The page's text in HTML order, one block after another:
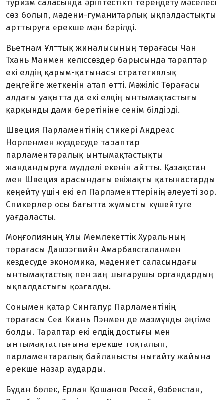
туризм саласында әріптестікті тереңдету мәселесі
сөз болып, мәдени-гуманитарлық ықпалдастықты
арттыруға ерекше мән берілді.
Вьетнам Ұлттық жиналысының төрағасы Чан
Тхань Манмен келіссөздер барысында тараптар
екі елдің қарым-қатынасы стратегиялық
деңгейге жеткенін атап өтті. Мәжіліс Төрағасы
алдағы уақытта да екі елдің ынтымақтастығы
қарқынды дами беретініне сенім білдірді.
Швеция Парламентінің спикері Андреас
Норленмен жүздесуде тараптар
парламентаралық ынтымақтастықты
жандандыруға мүдделі екенін айтты. Қазақстан
мен Швеция арасындағы екіжақты қатынастарды
кеңейту үшін екі ел Парламенттерінің әлеуеті зор.
Спикерлер осы бағытта жұмысты күшейтуге
уағдаласты.
Моңғолияның Ұлы Мемлекеттік Хуралының
төрағасы Дашзэгвийн Амарбаясгаланмен
кездесуде экономика, мәдениет саласындағы
ынтымақтастық пен заң шығарушы органдардың
ықпалдастығы қозғалды.
Сонымен қатар Сингапур Парламентінің
төрағасы Сеа Киань Пэнмен де мазмұнды әңгіме
болды. Тараптар екі елдің достығы мен
ынтымақтастығына ерекше тоқталып,
парламентаралық байланысты нығайту жайына
ерекше назар аударды.
Бұдан бөлек, Ерлан Қошанов Ресей, Өзбекстан,